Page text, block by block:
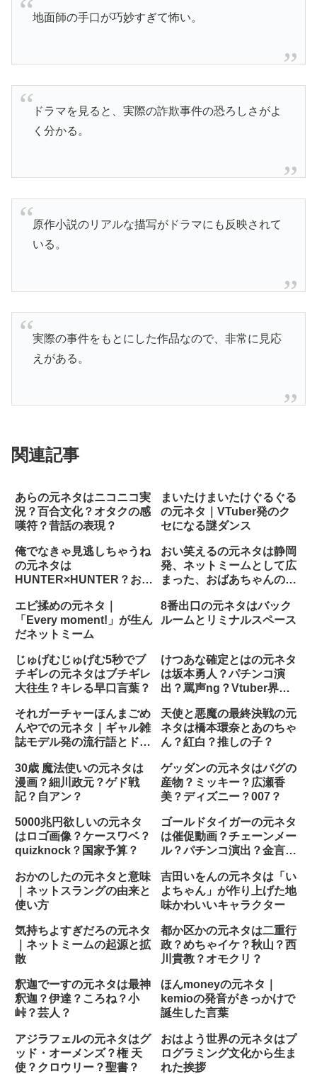
地面師の手口が巧妙すぎて怖い。
ドラマを見ると、実際の詐欺事件の恐ろしさがよ
く分かる。
原作小説のリアルな描写がドラマにも反映されて
いる。
実際の事件をもとにした作品なので、非常に見応
えがある。
関連記事
あらの元ネタはニコニコ実
況？百合文化？オタクの感
嘆符？昔話の表現？
まいたけまいたけぐるぐる
の元ネタ｜VTuber発のク
セになる謎ダンス
俺でなきゃ見逃しちゃうね
の元ネタは
HUNTER×HUNTER？お笑
おい笑えるの元ネタは静岡
発、ネットミームとして広
まった、おばあちゃんの発
エビ揉めの元ネタ｜
「Every moment!」が生ん
だネットミーム
8番出口の元ネタはバック
ルームとリミナルスペース
じゅげむじゅげむ5秒でブ
チギレの元ネタはブチギレ
大往生？キレる早口言葉？
けつあな確定とはの元ネタ
は坂本勇人？パチンコ演
出？罵声ng？Vtuber界
それガーチャーほんまごめ
んやでの元ネタ｜ギャル雑
誌モデル発の流行語とドラ
天使と悪魔の最終決戦の元
ネタは橋本環奈とあのちゃ
ん？紅白？推しの子？
30歳 魔法使いの元ネタは
漫画？細川政元？ゲド戦
記？自アン？
ゲッダンの元ネタはバグの
産物？ミッキー？広瀬香
美？ディズニー？007？
5000兆円欲しいの元ネタ
はロゴ画像？ケースワベ？
quizknock？国家予算？
ゴールドタイガーの元ネタ
は催促動画？チェーンメー
ル？パチンコ演出？金言大
おかのしたの元ネタと意味
｜ネットスラングの由来と
使い方
吉田いをんの元ネタは「い
よちゃん」が作り上げた地
味かわいいキャラクター
気持ちよすぎだろの元ネタ
｜ネットミームの起源と拡
散
都か区かの元ネタは二重行
政？めちゃイケ？秋山？西
川貴教？オモクリ？
釈迦でーすの元ネタは最神
釈迦？伊達？ころね？小
峠？芸人？
ほんmoneyの元ネタ｜
kemioの発音がきっかけで
誕生した言葉
アジラフェルの元ネタはグ
ッド・オーメンズ？権 天
使？クロウリー？聖書？
おはよう世界の元ネタはプ
ログラミング文化から生ま
れた挨拶